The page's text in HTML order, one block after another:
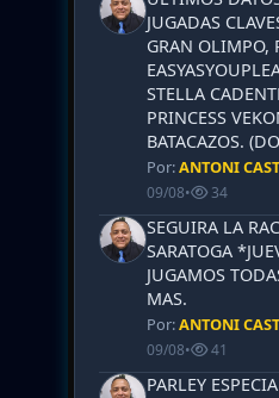
JUGADAS
GRAN OLIMPO,
STELLA
PRINCESS
BATACAZOS.
Por:ANTONI
09/08• 34
SEGUIRA LA
SARATOGA
JUGAMOS
MAS.
Por:ANTONI
09/08• 41
PARLEY